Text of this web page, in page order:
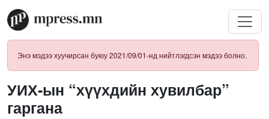
Энэ мэдээ хуучирсан буюу 2021/09/01-нд нийтлэгдсэн мэдээ болно.
УИХ-ын “хүүхдийн хувилбар”
гаргана